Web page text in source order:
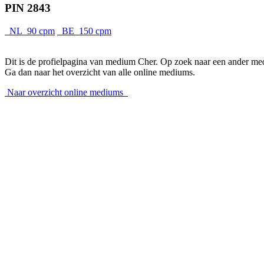
PIN 2843
NL 90 cpm BE 150 cpm
Dit is de profielpagina van medium Cher. Op zoek naar een ander
Ga dan naar het overzicht van alle online mediums.
Naar overzicht online mediums